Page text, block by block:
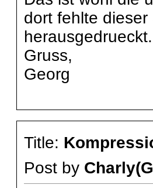
dort fehlte
herausgedrueckt.
Gruss,
Georg
Title:
Post by